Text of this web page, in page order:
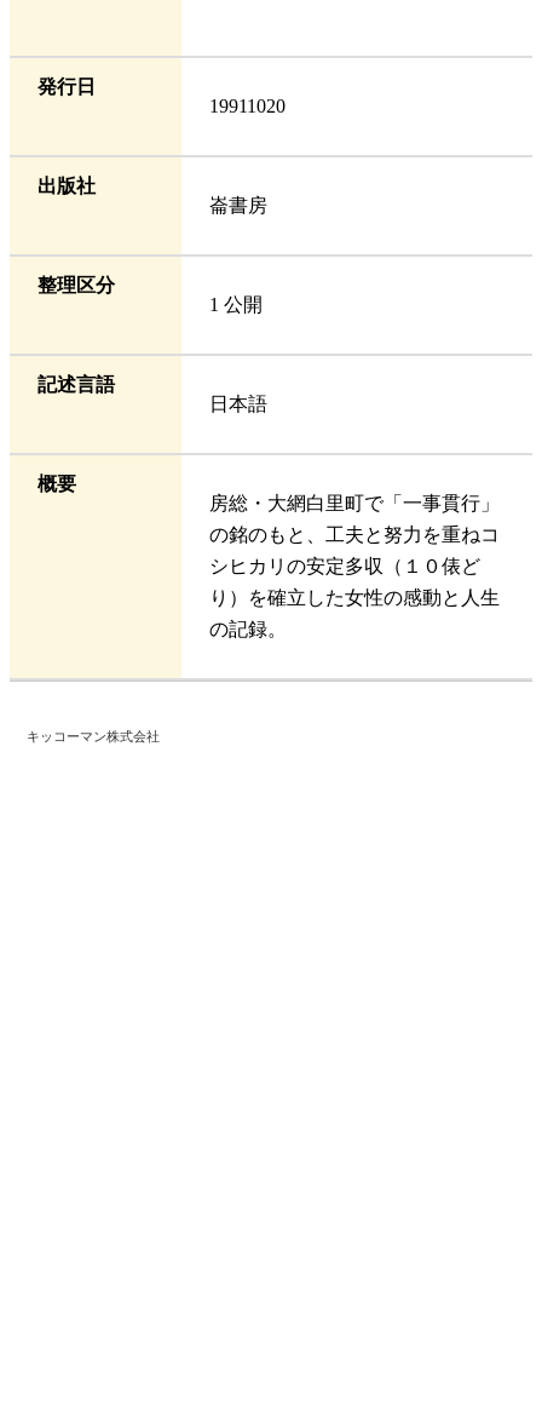
発行日
19911020
出版社
崙書房
整理区分
1 公開
記述言語
日本語
概要
房総・大網白里町で「一事貫行」
の銘のもと、工夫と努力を重ねコ
シヒカリの安定多収（１０俵ど
り）を確立した女性の感動と人生
の記録。
キッコーマン株式会社